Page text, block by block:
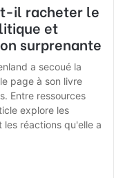
il racheter le
et
surprenante
a secoué la
page à son livre
Entre ressources
explore les
réactions qu'elle a